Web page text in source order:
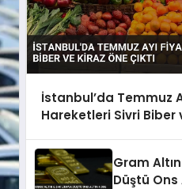
İstanbul’da Temmuz
Hareketleri Sivri Biber
Gram
Düştü Ons